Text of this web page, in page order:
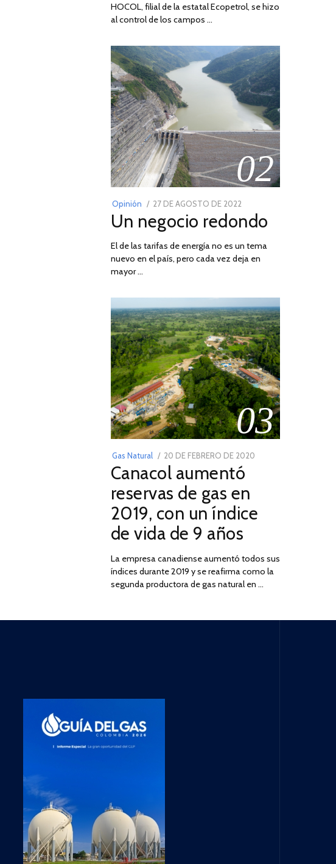
HOCOL, filial de la estatal Ecopetrol, se hizo
al control de los campos …
02
Opinión
POSTED
ON
27 DE AGOSTO DE 2022
DE
DE
2022
Un negocio redondo
El de las tarifas de energía no es un tema
nuevo en el país, pero cada vez deja en
mayor …
03
Gas Natural
POSTED
ON
20 DE FEBRERO DE 2020
2025
Canacol aumentó
reservas de gas en
2019, con un índice
de vida de 9 años
La empresa canadiense aumentó todos sus
índices durante 2019 y se reafirma como la
segunda productora de gas natural en …